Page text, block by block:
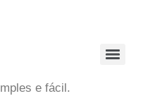
e fácil.